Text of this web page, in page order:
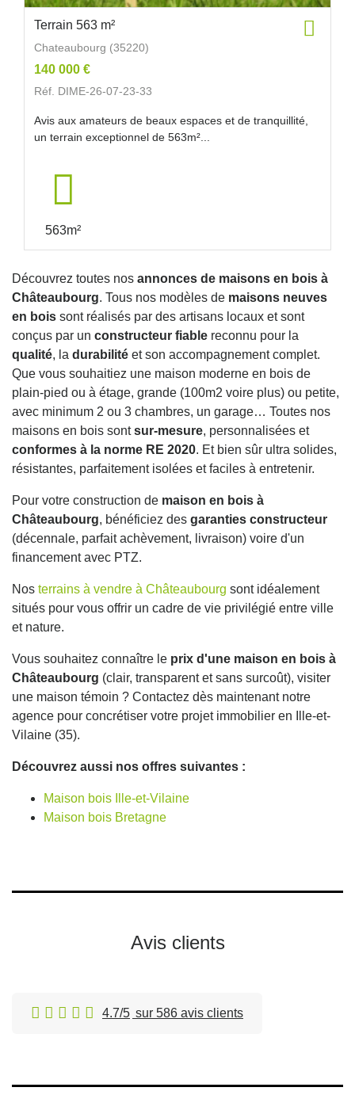
Terrain 563 m²
Chateaubourg (35220)
140 000 €
Réf. DIME-26-07-23-33
Avis aux amateurs de beaux espaces et de tranquillité,
un terrain exceptionnel de 563m²...
563m²
Découvrez toutes nos annonces de maisons en bois à
Châteaubourg. Tous nos modèles de maisons neuves
en bois sont réalisés par des artisans locaux et sont
conçus par un constructeur fiable reconnu pour la
qualité, la durabilité et son accompagnement complet.
Que vous souhaitiez une maison moderne en bois de
plain-pied ou à étage, grande (100m2 voire plus) ou petite,
avec minimum 2 ou 3 chambres, un garage… Toutes nos
maisons en bois sontsur-mesure, personnalisées et
conformes à la norme RE 2020. Et bien sûr ultra solides,
résistantes, parfaitement isolées et faciles à entretenir.
Pour votre construction de maison en bois à
Châteaubourg, bénéficiez des garanties constructeur
(décennale, parfait achèvement, livraison) voire d'un
financement avec PTZ.
Nos terrains à vendre à Châteaubourg sont idéalement
situés pour vous offrir un cadre de vie privilégié entre ville
et nature.
Vous souhaitez connaître le prix d'une maison en bois à
Châteaubourg (clair, transparent et sans surcoût), visiter
une maison témoin ? Contactez dès maintenant notre
agence pour concrétiser votre projet immobilier en Ille-et-
Vilaine (35).
Découvrez aussi nos offres suivantes :
Maison bois Ille-et-Vilaine
Maison bois Bretagne
Avis clients
4.7/5 sur 586 avis clients